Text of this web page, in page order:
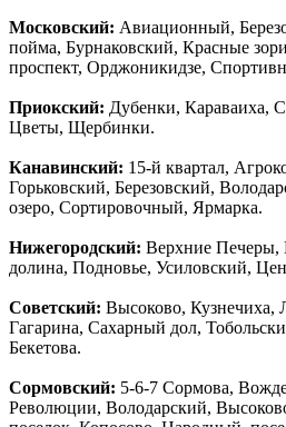
Московский: Авиационный,
пойма, Бурнаковский, Красные
проспект, Орджоникидзе,
Приокский: Дубенки, Караваиха,
Цветы, Щербинки.
Канавинский: 15-й квартал,
Горьковский, Березовский,
озеро, Сортировочный, Ярмарка.
Нижегородский: Верхние Печеры,
долина, Подновье, Усиловский,
Советский: Высоково, Кузнечиха,
Гагарина, Сахарный дол,
Бекетова.
Сормовский: 5-6-7 Сормова,
Революции, Володарский,